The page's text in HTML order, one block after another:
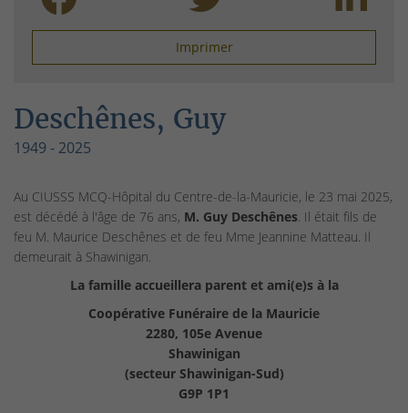
Imprimer
Deschênes, Guy
1949 - 2025
Au CIUSSS MCQ-Hôpital du Centre-de-la-Mauricie, le 23 mai 2025,
est décédé à l'âge de 76 ans, M. Guy Deschênes. Il était fils de
feu M. Maurice Deschênes et de feu Mme Jeannine Matteau. Il
demeurait à Shawinigan.
La famille accueillera parent et ami(e)s à la
Coopérative Funéraire de la Mauricie
2280, 105e Avenue
Shawinigan
(secteur Shawinigan-Sud)
G9P 1P1